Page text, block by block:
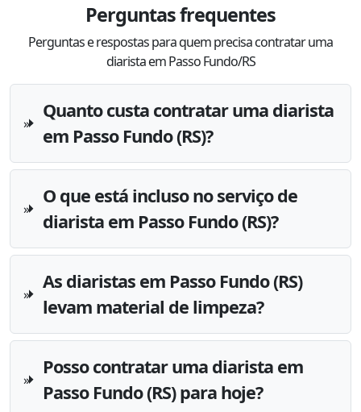
Perguntas frequentes
Perguntas e respostas para quem precisa contratar uma
diarista em Passo Fundo/RS
Quanto custa contratar uma diarista
em Passo Fundo (RS)?
O que está incluso no serviço de
diarista em Passo Fundo (RS)?
As diaristas em Passo Fundo (RS)
levam material de limpeza?
Posso contratar uma diarista em
Passo Fundo (RS) para hoje?